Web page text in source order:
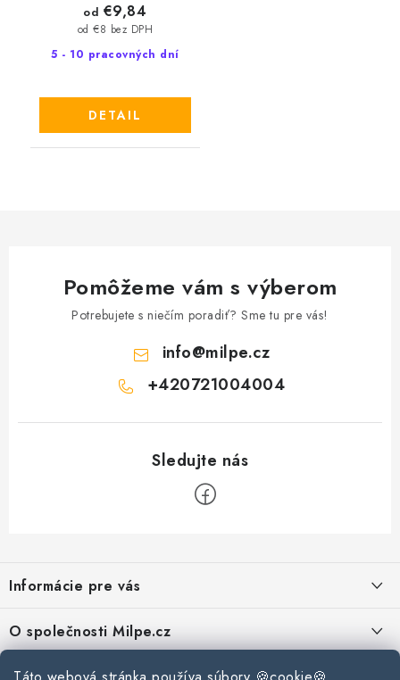
5 - 10 pracovných dní
od €8 bez DPH
od €9,84
DETAIL
Pomôžeme vám s výberom
Potrebujete s niečím poradiť? Sme tu pre vás!
info@milpe.cz
+420721004004
p
ä
t
Informácie pre vás
Reklamace a vrácení zboží
Zásady používania súborov cookie
O společnosti Milpe.cz
Často sa nás pýtate